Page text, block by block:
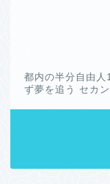
都内の半分自由人
ず夢を追う セカ